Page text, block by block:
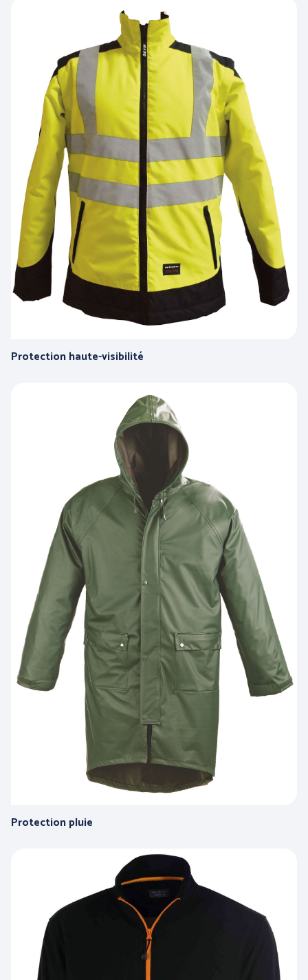
PROTECTION DU CORPS
- THERMIQUE et
INTEMPÉRIES
PROTECTION DES PIEDS
ANTICHUTE HYGIENE
ERGONOMIE et AIDE AU
TRAVAIL
PRÉVENTION et
SECOURS
Par marque :
BLS A SOCIO UNICO BP (Bierbaum - Proenen)
CEPOVETT SAS
CHATARD
Protection haute-visibilité
Protection pluie